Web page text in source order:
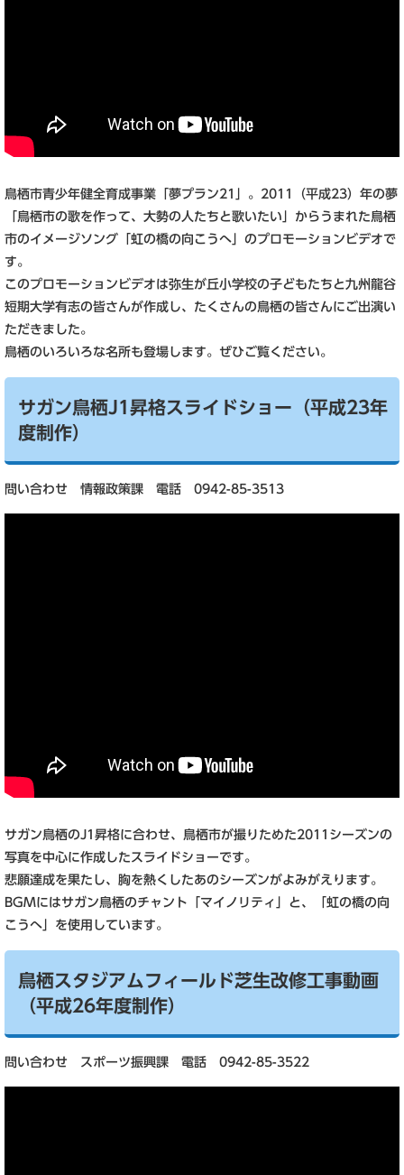
鳥栖市青少年健全育成事業「夢プラン21」。2011（平成23）年の夢
「鳥栖市の歌を作って、大­勢の人たちと歌いたい」からうまれた鳥栖
市のイメージソング「虹の橋の向こうへ」のプロモーション­ビデオで
す。
このプロモーションビデオは弥生が丘小学校の子どもたちと九州龍谷
短期大学有志の皆さんが­作成し、たくさんの鳥栖の皆さんにご出演い
ただきました。
鳥栖のいろいろな名所も登場します。ぜひご覧ください。
サガン鳥栖J1昇格スライドショー（平成23年
度制作）
問い合わせ 情報政策課 電話 0942-85-3513
サガン鳥栖のJ1昇格に合わせ、鳥栖市が撮りためた2011シーズンの
写真を中心に作成したスライドショーです。
悲願達成を果たし、胸を熱くしたあのシーズンがよみがえります。
BGMにはサガン鳥栖のチャント「マイノリティ」と、「虹の橋の向
こうへ」を使用しています。
鳥栖スタジアムフィールド芝生改修工事動画
（平成26年度制作）
問い合わせ スポーツ振興課 電話 0942-85-3522